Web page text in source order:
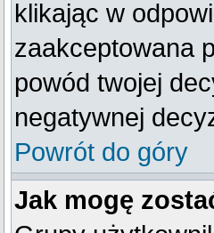
klikając w
zaakceptowana
powód twojej
negatywnej
Powrót do góry
Jak mogę